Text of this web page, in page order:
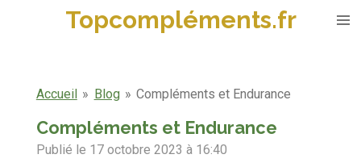
Topcompléments.fr
Accueil » Blog » Compléments et Endurance
Compléments et Endurance
Publié le 17 octobre 2023 à 16:40